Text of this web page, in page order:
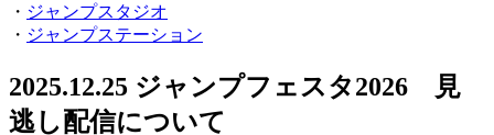
・ ジャンプスタジオ
・ ジャンプステーション
2025.12.25 ジャンプフェスタ2026 見
逃し配信について